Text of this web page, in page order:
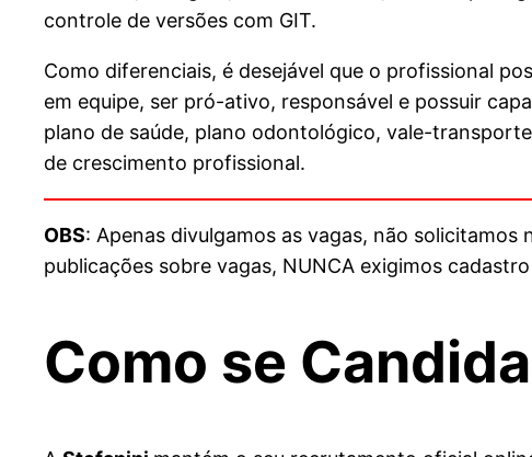
controle de versões com GIT.
Como diferenciais, é desejável que o profissional
em equipe, ser pró-ativo, responsável e possuir
plano de saúde, plano odontológico, vale-
de crescimento profissional.
OBS: Apenas divulgamos as vagas, não
publicações sobre vagas, NUNCA exigimos
Como se